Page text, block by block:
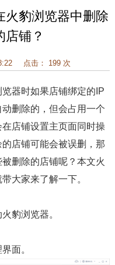
火豹浏览器中删除
店铺？
点击： 199 次
器时如果店铺绑定的IP
删除的，但会占用一个
店铺设置主页面同时操
店铺可能会被误删，那
删除的店铺呢？本文火
大家来了解一下。
豹浏览器。
面。